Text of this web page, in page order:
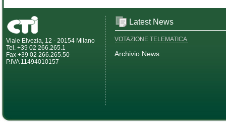
Viale Elvezia, 12 - 20154 Milano
Tel. +39 02 266.265.1
Fax +39 02 266.265.50
P.IVA 11494010157
Latest News
VOTAZIONE TELEMATICA
Archivio News